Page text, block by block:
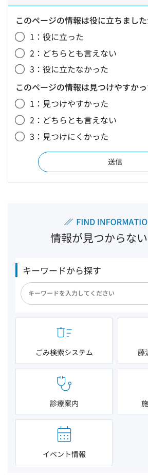
このページの情報は役に立ちました
1：役に立った
2：どちらとも言えない
3：役に立たなかった
このページの情報は見つけやすか
1：見つけやすかった
2：どちらとも言えない
3：見つけにくかった
情報が見つからな
キーワードから探す
ごみ検索システム 藤
診療案内
イベント情報